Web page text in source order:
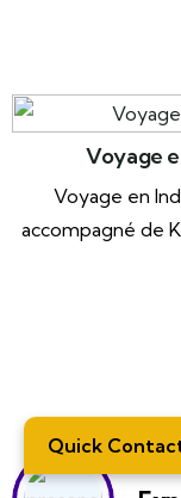
Voyage
Voyage en
accompagné de
Quick